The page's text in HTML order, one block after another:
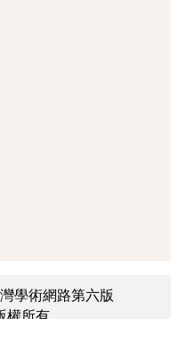
學術網路第六版
權所有